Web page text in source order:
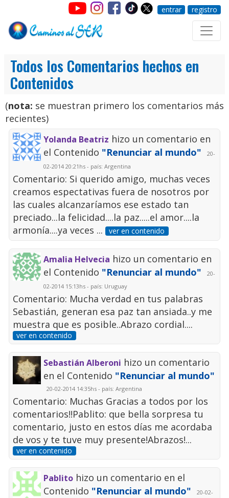
entrar registro
Todos los Comentarios hechos en
Contenidos
(nota: se muestran primero los comentarios más
recientes)
Yolanda Beatriz hizo un comentario en
el Contenido "Renunciar al mundo"
20-
02-2014 20:21hs - país: Argentina
Comentario: Si querido amigo, muchas veces
creamos espectativas fuera de nosotros por
las cuales alcanzaríamos ese estado tan
preciado...la felicidad....la paz.....el amor....la
armonía....ya veces ...
ver en contenido
Amalia Helvecia hizo un comentario en
el Contenido "Renunciar al mundo"
20-
02-2014 15:13hs - país: Uruguay
Comentario: Mucha verdad en tus palabras
Sebastián, generan esa paz tan ansiada..y me
muestra que es posible..Abrazo cordial....
ver en contenido
Sebastián Alberoni hizo un comentario
en el Contenido "Renunciar al mundo"
20-02-2014 14:35hs - país: Argentina
Comentario: Muchas Gracias a todos por los
comentarios!!Pablito: que bella sorpresa tu
comentario, justo en estos días me acordaba
de vos y te tuve muy presente!Abrazos!...
ver en contenido
Pablito hizo un comentario en el
Contenido "Renunciar al mundo"
20-02-